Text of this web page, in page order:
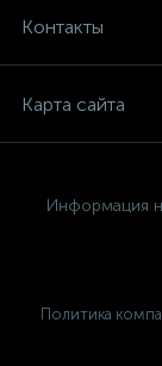
Контакты
Карта сайта
Информация
Политика